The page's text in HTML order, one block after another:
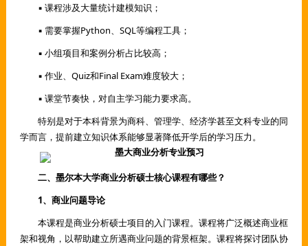
▪ 课程涉及大量统计建模知识；
▪ 需要掌握Python、SQL等编程工具；
▪ 小组项目和案例分析占比较高；
▪ 作业、Quiz和Final Exam难度较大；
▪ 课堂节奏快，对自主学习能力要求高。
特别是对于本科背景为商科、管理学、经济学甚至文科专业的同
学而言，提前建立知识体系能够显著降低开学后的学习压力。
二、墨尔本大学商业分析硕士核心课程有哪些？
1、商业问题导论
本课程是商业分析硕士项目的入门课程。课程将广泛概述商业框
架和视角，以帮助建立所遇商业问题的背景框架。课程将探讨团队协